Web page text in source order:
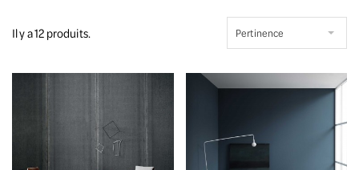
Il y a 12 produits. Pertinence